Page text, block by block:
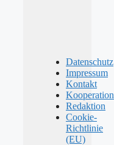
Datenschutz
Impressum
Kontakt
Kooperation
Redaktion
Cookie-
Richtlinie
(EU)